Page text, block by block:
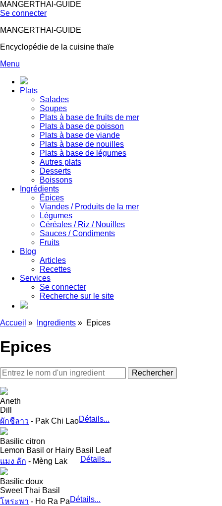
MANGERTHAI-GUIDE
Se connecter
MANGERTHAI-GUIDE
Encyclopédie de la cuisine thaïe
Menu
Plats
Salades
Soupes
Plats à base de fruits de mer
Plats à base de poisson
Plats à base de viande
Plats à base de nouilles
Plats à base de légumes
Autres plats
Desserts
Boissons
Ingrédients
Épices
Viandes / Produits de la mer
Légumes
Céréales / Riz / Nouilles
Sauces / Condiments
Fruits
Blog
Articles
Recettes
Services
Se connecter
Recherche sur le site
Accueil » Ingredients » Epices
Epices
Aneth
Dill
ผักชีลาว - Pak Chi LaoDétails...
Basilic citron
Lemon Basil or Hairy Basil Leaf
แมง ลัก - Mèng Lak Détails...
Basilic doux
Sweet Thai Basil
โหระพา - Ho Ra PaDétails...